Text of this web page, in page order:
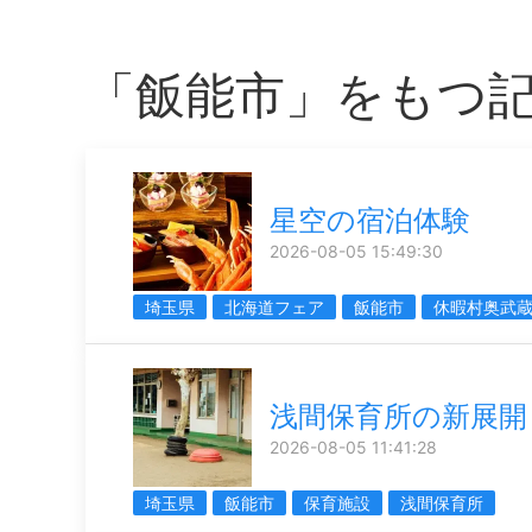
「飯能市」をもつ
星空の宿泊体験
2026-08-05 15:49:30
埼玉県 北海道フェア 飯能市 休暇村奥武蔵
浅間保育所の新展開
2026-08-05 11:41:28
埼玉県 飯能市 保育施設 浅間保育所